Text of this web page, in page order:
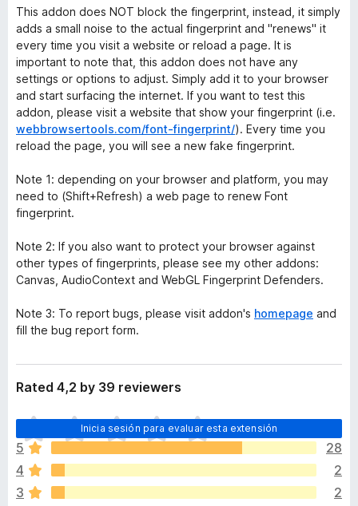
This addon does NOT block the fingerprint, instead, it simply
adds a small noise to the actual fingerprint and "renews" it
every time you visit a website or reload a page. It is
important to note that, this addon does not have any
settings or options to adjust. Simply add it to your browser
and start surfacing the internet. If you want to test this
addon, please visit a website that show your fingerprint (i.e.
webbrowsertools.com/font-fingerprint/). Every time you
reload the page, you will see a new fake fingerprint.
Note 1: depending on your browser and platform, you may
need to (Shift+Refresh) a web page to renew Font
fingerprint.
Note 2: If you also want to protect your browser against
other types of fingerprints, please see my other addons:
Canvas, AudioContext and WebGL Fingerprint Defenders.
Note 3: To report bugs, please visit addon's homepage and
fill the bug report form.
Rated 4,2 by 39 reviewers
Inicia sesión para evaluar esta extensión
T
o
d
a
v
5
28
4
2
3
2